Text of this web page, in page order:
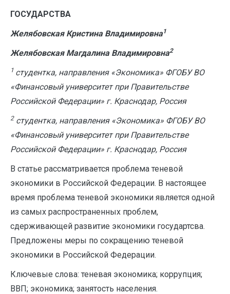
ГОСУДАРСТВА
Желябовская Кристина Владимировна1
Желябовская Магдалина Владимировна2
1 студентка, направления «Экономика» ФГОБУ ВО
«Финансовый университет при Правительстве
Российской Федерации» г. Краснодар, Россия
2студентка, направления «Экономика» ФГОБУ ВО
«Финансовый университет при Правительстве
Российской Федерации» г. Краснодар, Россия
В статье рассматривается проблема теневой
экономики в Российской Федерации. В настоящее
время проблема теневой экономики является одной
из самых распространенных проблем,
сдерживающей развитие экономики государтсва.
Предложены меры по сокращению теневой
экономики в Российской Федерации.
Ключевые слова: теневая экономика; коррупция;
ВВП; экономика; занятость населения.